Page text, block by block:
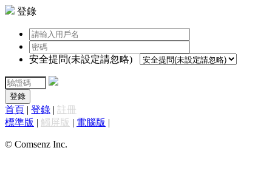
登錄
安全提問(未設定請忽略)
登錄
首頁 | 登錄 | 註冊
標準版 | 觸屏版 | 電腦版 |
© Comsenz Inc.